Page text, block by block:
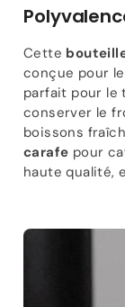
Cette
conçue pour
parfait pour le
conserver le
boissons
carafe pour
haute qualité,